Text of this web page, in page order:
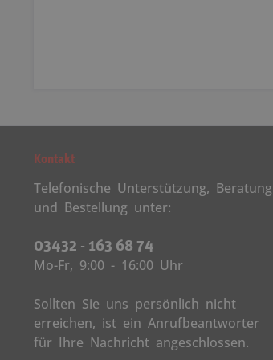
Kontakt
Telefonische Unterstützung, Beratung
und Bestellung unter:
03432 - 163 68 74
Mo-Fr, 9:00 - 16:00 Uhr
Sollten Sie uns persönlich nicht
erreichen, ist ein Anrufbeantworter
für Ihre Nachricht angeschlossen.